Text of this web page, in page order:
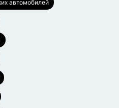
автомобилей